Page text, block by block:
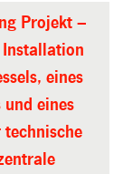
Projekt –
Installation
eines
und eines
technische